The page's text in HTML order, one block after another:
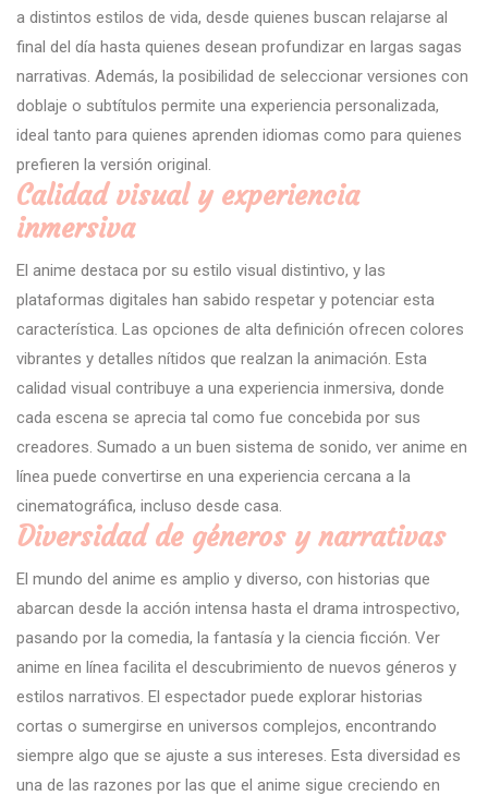
a distintos estilos de vida, desde quienes buscan relajarse al
final del día hasta quienes desean profundizar en largas sagas
narrativas. Además, la posibilidad de seleccionar versiones con
doblaje o subtítulos permite una experiencia personalizada,
ideal tanto para quienes aprenden idiomas como para quienes
prefieren la versión original.
Calidad visual y experiencia
inmersiva
El anime destaca por su estilo visual distintivo, y las
plataformas digitales han sabido respetar y potenciar esta
característica. Las opciones de alta definición ofrecen colores
vibrantes y detalles nítidos que realzan la animación. Esta
calidad visual contribuye a una experiencia inmersiva, donde
cada escena se aprecia tal como fue concebida por sus
creadores. Sumado a un buen sistema de sonido, ver anime en
línea puede convertirse en una experiencia cercana a la
cinematográfica, incluso desde casa.
Diversidad de géneros y narrativas
El mundo del anime es amplio y diverso, con historias que
abarcan desde la acción intensa hasta el drama introspectivo,
pasando por la comedia, la fantasía y la ciencia ficción. Ver
anime en línea facilita el descubrimiento de nuevos géneros y
estilos narrativos. El espectador puede explorar historias
cortas o sumergirse en universos complejos, encontrando
siempre algo que se ajuste a sus intereses. Esta diversidad es
una de las razones por las que el anime sigue creciendo en